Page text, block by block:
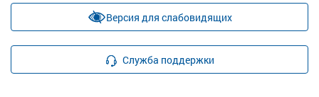
Версия для слабовидящих
Служба поддержки